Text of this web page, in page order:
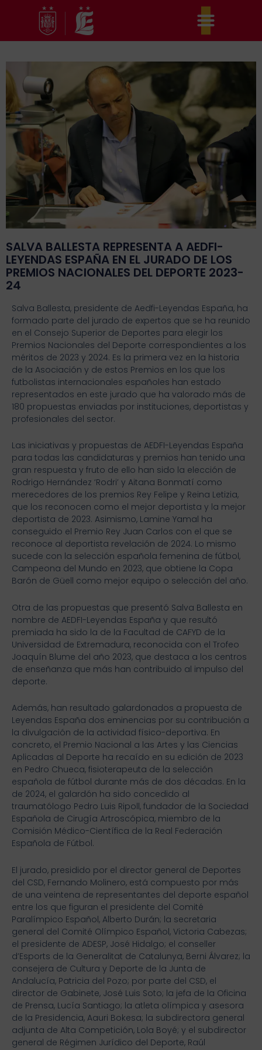
contenido
SALVA BALLESTA REPRESENTA A AEDFI-
LEYENDAS ESPAÑA EN EL JURADO DE LOS
PREMIOS NACIONALES DEL DEPORTE 2023-
24
Salva Ballesta, presidente de Aedfi-Leyendas España, ha
formado parte del jurado de expertos que se ha reunido
en el Consejo Superior de Deportes para elegir los
Premios Nacionales del Deporte correspondientes a los
méritos de 2023 y 2024. Es la primera vez en la historia
de la Asociación y de estos Premios en los que los
futbolistas internacionales españoles han estado
representados en este jurado que ha valorado más de
180 propuestas enviadas por instituciones, deportistas y
profesionales del sector.
Las iniciativas y propuestas de AEDFI-Leyendas España
para todas las candidaturas y premios han tenido una
gran respuesta y fruto de ello han sido la elección de
Rodrigo Hernández ‘Rodri’ y Aitana Bonmatí como
merecedores de los premios Rey Felipe y Reina Letizia,
que los reconocen como el mejor deportista y la mejor
deportista de 2023. Asimismo, Lamine Yamal ha
conseguido el Premio Rey Juan Carlos con el que se
reconoce al deportista revelación de 2024. Lo mismo
sucede con la selección española femenina de fútbol,
Campeona del Mundo en 2023, que obtiene la Copa
Barón de Güell como mejor equipo o selección del año.
Otra de las propuestas que presentó Salva Ballesta en
nombre de AEDFI-Leyendas España y que resultó
premiada ha sido la de la Facultad de CAFYD de la
Universidad de Extremadura, reconocida con el Trofeo
Joaquín Blume del año 2023, que destaca a los centros
de enseñanza que más han contribuido al impulso del
deporte.
Además, han resultado galardonados a propuesta de
Leyendas España dos eminencias por su contribución a
la divulgación de la actividad físico-deportiva. En
concreto, el Premio Nacional a las Artes y las Ciencias
Aplicadas al Deporte ha recaído en su edición de 2023
en Pedro Chueca, fisioterapeuta de la selección
española de fútbol durante más de dos décadas. En la
de 2024, el galardón ha sido concedido al
traumatólogo Pedro Luis Ripoll, fundador de la Sociedad
Española de Cirugía Artroscópica, miembro de la
Comisión Médico-Científica de la Real Federación
Española de Fútbol.
El jurado, presidido por el director general de Deportes
del CSD, Fernando Molinero, está compuesto por más
de una veintena de representantes del deporte español
entre los que figuran el presidente del Comité
Paralímpico Español, Alberto Durán; la secretaria
general del Comité Olímpico Español, Victoria Cabezas;
el presidente de ADESP, José Hidalgo; el conseller
d’Esports de la Generalitat de Catalunya, Berni Álvarez; la
consejera de Cultura y Deporte de la Junta de
Andalucía, Patricia del Pozo; por parte del CSD, el
director de Gabinete, José Luis Soto; la jefa de la Oficina
de Prensa, Lucía Santiago; la atleta olímpica y asesora
de la Presidencia, Aauri Bokesa; la subdirectora general
adjunta de Alta Competición, Lola Boyé; y el subdirector
general de Régimen Jurídico del Deporte, Raúl